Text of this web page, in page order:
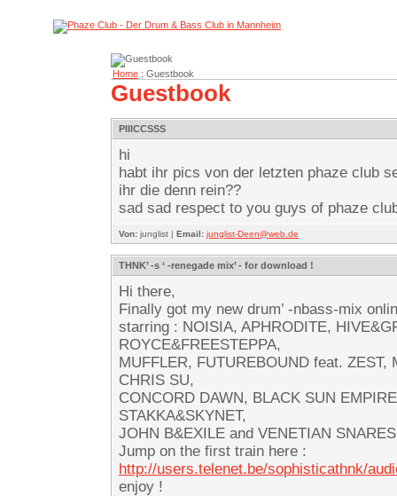
Home : Guestbook
Guestbook
PIIICCSSS
hi
habt ihr pics von der letzten phaze club
ihr die denn rein??
sad sad respect to you guys of phaze
Von: junglist | Email: junglist-Deen@web.de
THNK’ -s ‘ -renegade mix’ - for download !
Hi there,
Finally got my new drum’ -nbass-mix
starring : NOISIA, APHRODITE,
ROYCE&FREESTEPPA,
MUFFLER, FUTUREBOUND feat. ZEST,
CHRIS SU,
CONCORD DAWN, BLACK SUN
STAKKA&SKYNET,
JOHN B&EXILE and VENETIAN
Jump on the first train here :
http://users.telenet.be/sophisticathnk/
enjoy !